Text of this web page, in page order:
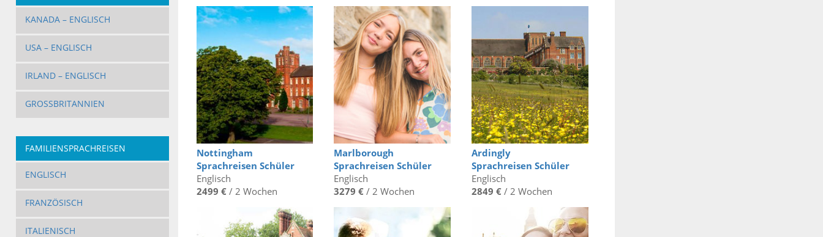
KANADA – ENGLISCH
USA – ENGLISCH
IRLAND – ENGLISCH
GROSSBRITANNIEN
FAMILIENSPRACHREISEN
ENGLISCH
FRANZÖSISCH
ITALIENISCH
Nottingham
Sprachreisen Schüler
Englisch
2499 €/ 2 Wochen
Marlborough
Sprachreisen Schüler
Englisch
3279 € / 2 Wochen
Ardingly
Sprachreisen Schüler
Englisch
2849 € / 2 Wochen